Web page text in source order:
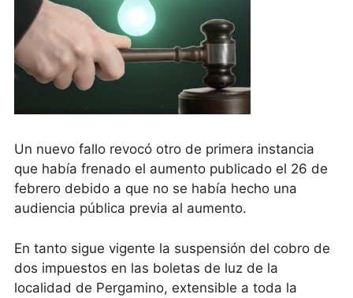
Un nuevo fallo revocó otro de primera instancia
que había frenado el aumento publicado el 26 de
febrero debido a que no se había hecho una
audiencia pública previa al aumento.
En tanto sigue vigente la suspensión del cobro de
dos impuestos en las boletas de luz de la
localidad de Pergamino, extensible a toda la